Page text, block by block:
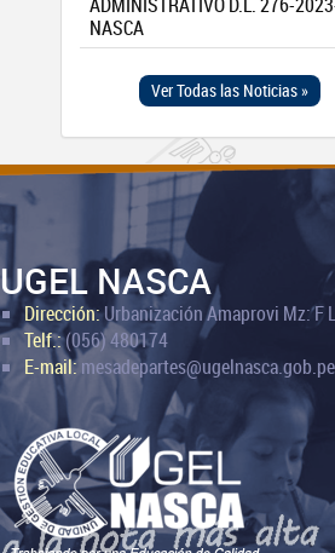
NASCA
Ver Todas las Noticias »
UGEL NASCA
Dirección:Urbanización Amaprovi Mz: F
Telf.:(056) 480174
E-mail:mesadepartes@ugelnasca.gob.pe